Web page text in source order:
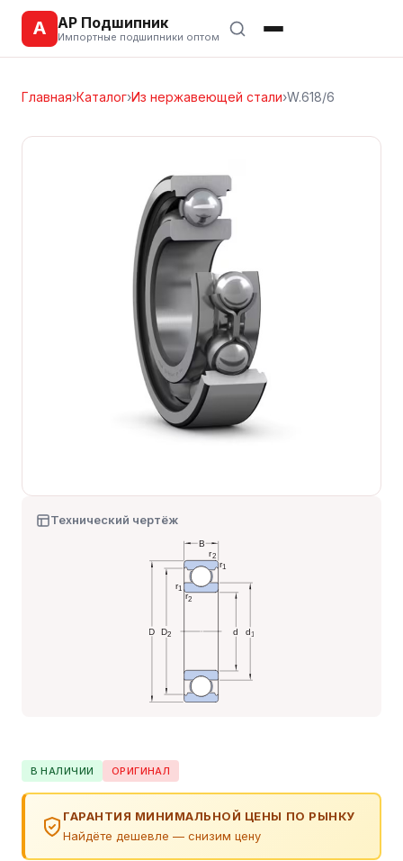
А АР Подшипник
Импортные подшипники оптом
Главная›Каталог›Из нержавеющей стали›W.618/6
Технический чертёж
В НАЛИЧИИ ОРИГИНАЛ
ГАРАНТИЯ МИНИМАЛЬНОЙ ЦЕНЫ ПО РЫНКУ
Найдёте дешевле — снизим цену